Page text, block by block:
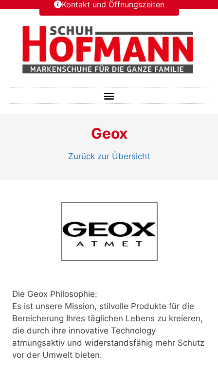
Kontakt und Öffnungszeiten
Geox
Zurück zur Übersicht
Die Geox Philosophie:
Es ist unsere Mission, stilvolle Produkte für die
Bereicherung Ihres täglichen Lebens zu kreieren,
die durch ihre innovative Technology
atmungsaktiv und widerstandsfähig mehr Schutz
vor der Umwelt bieten.